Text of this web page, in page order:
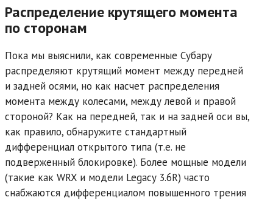
Распределение крутящего момента
по сторонам
Пока мы выяснили, как современные Субару
распределяют крутящий момент между передней
и задней осями, но как насчет распределения
момента между колесами, между левой и правой
стороной? Как на передней, так и на задней оси вы,
как правило, обнаружите стандартный
дифференциал открытого типа (т.е. не
подверженный блокировке). Более мощные модели
(такие как WRX и модели Legacy 3.6R) часто
снабжаются дифференциалом повышенного трения